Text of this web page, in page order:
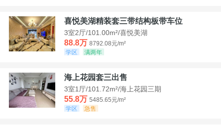
喜悦美湖精装套三带结构板带车位
3室2厅/101.00m²/喜悦美湖
88.8万 8792.08元/m²
学区
满两年
海上花园套三出售
3室1厅/101.72m²/海上花园三期
55.8万 5485.65元/m²
学区
急售